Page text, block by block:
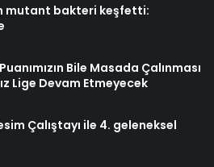
mutant bakteri keşfetti:
Bile Masada Çalınması
Lige Devam Etmeyecek
Çalıştayı ile 4. geleneksel